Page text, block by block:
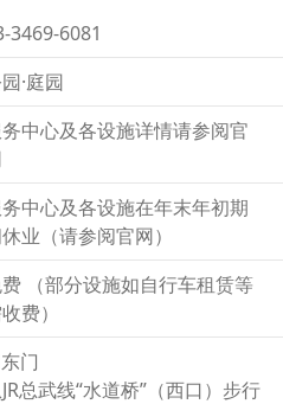
盛开，秋季银杏大道美不胜
广场和鸟类保护区。
乎每逢周末都会举办来自世界
客前来参加。
3469-6081
·庭园
中心及各设施详情请参阅官
中心及各设施在年末年初期
业（请参阅官网）
（部分设施如自行车租赁等
费）
门
总武线“水道桥”（西口）步行